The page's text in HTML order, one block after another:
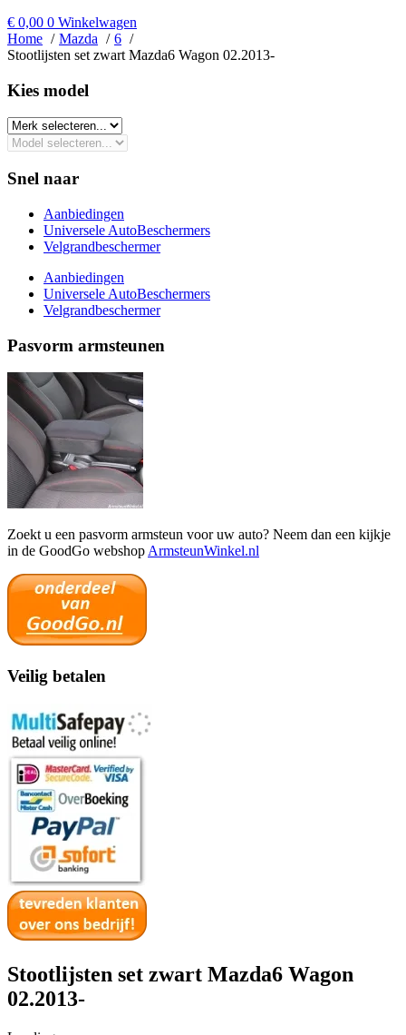
€ 0,00 0 Winkelwagen
Home
Mazda
6
Stootlijsten set zwart Mazda6 Wagon 02.2013-
Kies model​
Snel naar
Aanbiedingen
Universele AutoBeschermers
Velgrandbeschermer
Aanbiedingen
Universele AutoBeschermers
Velgrandbeschermer
Pasvorm armsteunen
Zoekt u een pasvorm armsteun voor uw auto? Neem dan een kijkje
in de GoodGo webshop ArmsteunWinkel.nl
Veilig betalen
Stootlijsten set zwart Mazda6 Wagon
02.2013-